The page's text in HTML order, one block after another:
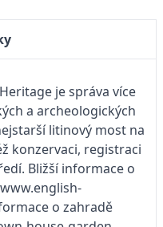
je správa více
a archeologických
litinový most na
konzervaci, registraci
Bližší informace o
o zahradě